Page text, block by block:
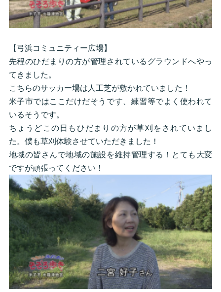
【弓浜コミュニティー広場】
先程のひだまりの方が管理されているグラウンドへやっ
てきました。
こちらのサッカー場は人工芝が敷かれていました！
米子市ではここだけだそうです、練習等でよく使われて
いるそうです。
ちょうどこの日もひだまりの方が草刈をされていまし
た。僕も草刈体験させていただきました！
地域の皆さんで地域の施設を維持管理する！とても大変
ですが頑張ってください！